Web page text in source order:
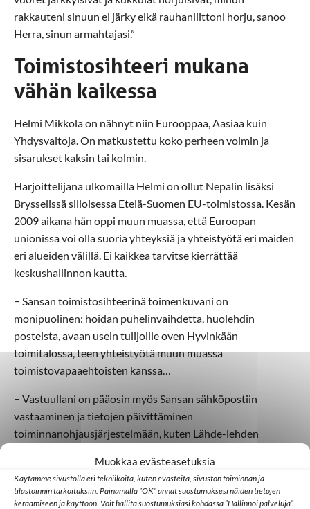
Muokkaa evästeasetuksia
Käytämme sivustolla eri tekniikoita, kuten evästeitä, sivuston toiminnan ja
tilastoinnin tarkoituksiin. Painamalla ”OK” annat suostumuksesi näiden tietojen
keräämiseen ja käyttöön. Voit hallita suostumuksiasi kohdassa ”Hallinnoi palveluja”.
rakkauteni sinuun ei järky eikä rauhanliittoni horju, sanoo
Herra, sinun armahtajasi.”
Toimistosihteeri mukana
vähän kaikessa
Helmi Mikkola on nähnyt niin Eurooppaa, Aasiaa kuin
Yhdysvaltoja. On matkustettu koko perheen voimin ja
sisarukset kaksin tai kolmin.
Harjoittelijana ulkomailla Helmi on ollut Nepalin lisäksi
Brysselissä silloisessa Etelä-Suomen EU-toimistossa. Kesän
2009 aikana hän oppi muun muassa, että Euroopan
unionissa voi olla suoria yhteyksiä ja yhteistyötä eri maiden
eri alueiden välillä. Ei kaikkea tarvitse kierrättää
keskushallinnon kautta.
− Sansan toimistosihteerinä toimenkuvani on
monipuolinen: hoidan puhelinvaihdetta, huolehdin
posteista, avaan usein tulijoille oven Hyvinkään
toimitalossa, teen yhteistyötä muun muassa
toimistovapaaehtoisten kanssa…
− Vastuullani on pääosin myös Sansan sähköpostiin
vastaaminen ja tietojen päivittäminen
toiminnanohjausjärjestelmään, kuten Lähde-lehden
−Arja-Leenaon yhteisen kuukautemme aikana Sansassa
ollut hyvä opettaja. Joten luottavaisin mielin tässä